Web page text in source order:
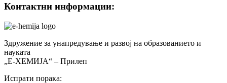
Контактни информации:
Здружение за унапредување и развој на образованието и
науката
„Е-ХЕМИЈА“ – Прилеп
Испрати порака: